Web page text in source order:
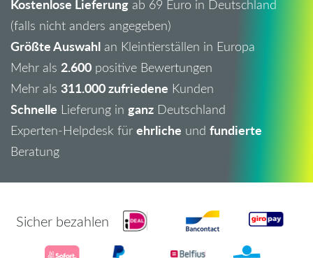
Kostenlose Lieferung ab 69 Euro in Deutschland
(falls nicht anders angegeben)
Größte Auswahl an Kleintierställen in Europa
Mehr als 2.600 positive Bewertungen
Mehr als 311.000 zufriedene Kunden
Schnelle Lieferung in ganz Deutschland
Experten-Helpdesk für ehrliche und fundierte
Beratung
Sicher bezahlen